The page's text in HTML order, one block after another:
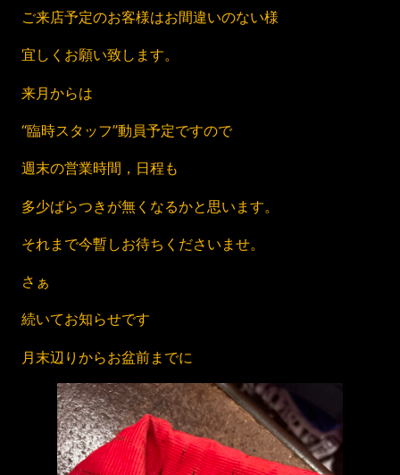
ご来店予定のお客様はお間違いのない様
宜しくお願い致します。
来月からは
“臨時スタッフ”動員予定ですので
週末の営業時間，日程も
多少ばらつきが無くなるかと思います。
それまで今暫しお待ちくださいませ。
さぁ
続いてお知らせです
月末辺りからお盆前までに